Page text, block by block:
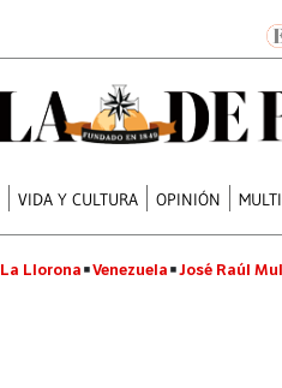
VIDA Y CULTURA OPINIÓN
La Llorona Venezuela José Raúl